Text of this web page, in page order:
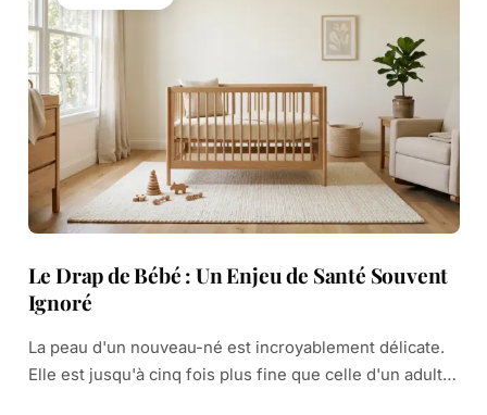
Le Drap de Bébé : Un Enjeu de Santé Souvent
Ignoré
La peau d'un nouveau-né est incroyablement délicate.
Elle est jusqu'à cinq fois plus fine que celle d'un adulte.